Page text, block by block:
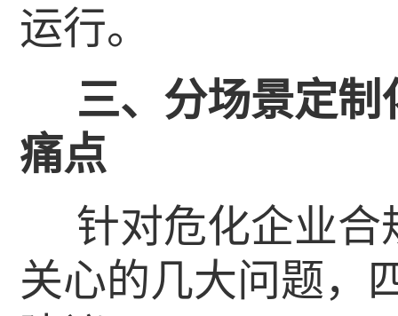
运行。
三、分场景定
痛点
针对危化企业
关心的几大问题，